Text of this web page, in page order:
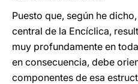
Puesto que, según he
central de la Encíclica,
muy profundamente en
en consecuencia, debe
componentes de esa